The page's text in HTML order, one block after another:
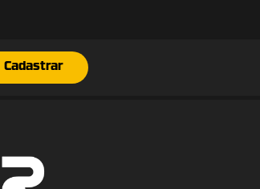
Cadastrar